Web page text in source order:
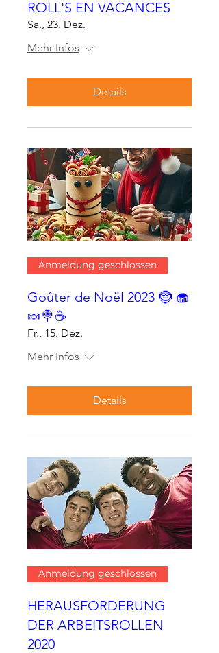
ROLL'S EN VACANCES
Sa., 23. Dez.
Mehr Infos
Details
Anmeldung geschlossen
Goûter de Noël 2023 🤶 🧁
🍬🍭☕
Fr., 15. Dez.
Mehr Infos
Details
Anmeldung geschlossen
HERAUSFORDERUNG
DER ARBEITSROLLEN
2020